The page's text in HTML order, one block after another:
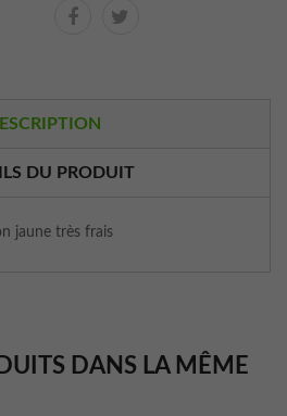
DU PRODUIT
jaune très frais
DANS LA MÊME